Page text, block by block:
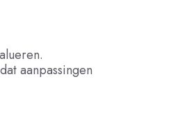
aanpassingen